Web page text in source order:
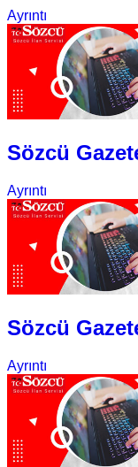
Ayrıntı
Sözcü
Ayrıntı
Sözcü
Ayrıntı